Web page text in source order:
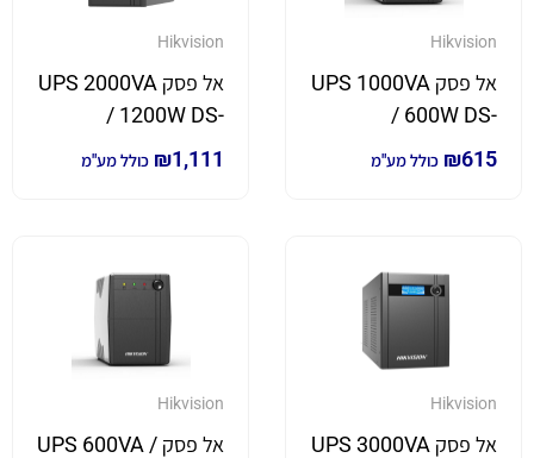
Hikvision
אל פסק UPS 1000VA
/ 600W DS-
UPS1000(O-
₪615 כולל מע"מ
Hikvision
אל פסק UPS 2000VA
/ 1200W DS-
UPS2000
₪1,111 כולל מע"מ
Hikvision
אל פסק UPS 3000VA
Hikvision
אל פסק UPS 600VA /